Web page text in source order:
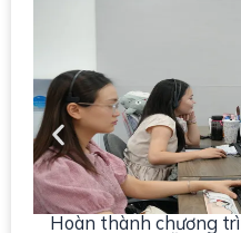
Hoàn thành chương